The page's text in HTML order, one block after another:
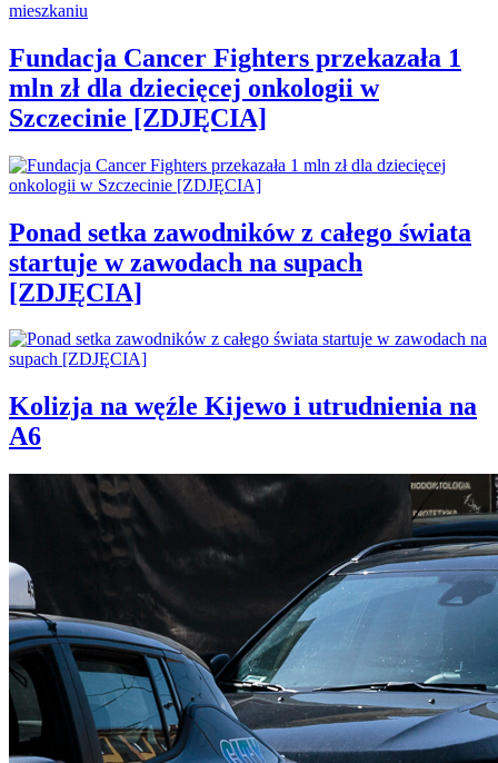
Fundacja Cancer Fighters przekazała 1
mln zł dla dziecięcej onkologii w
Szczecinie [ZDJĘCIA]
Ponad setka zawodników z całego świata
startuje w zawodach na supach
[ZDJĘCIA]
Kolizja na węźle Kijewo i utrudnienia na
A6